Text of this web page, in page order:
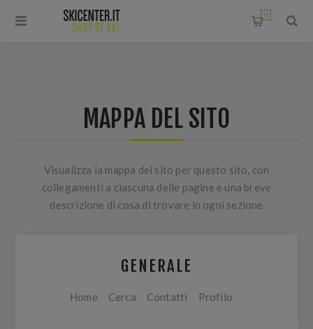
0
MAPPA DEL SITO
Visualizza la mappa del sito per questo sito, con
collegamenti a ciascuna delle pagine e una breve
descrizione di cosa di trovare in ogni sezione
GENERALE
Home Cerca Contatti Profilo